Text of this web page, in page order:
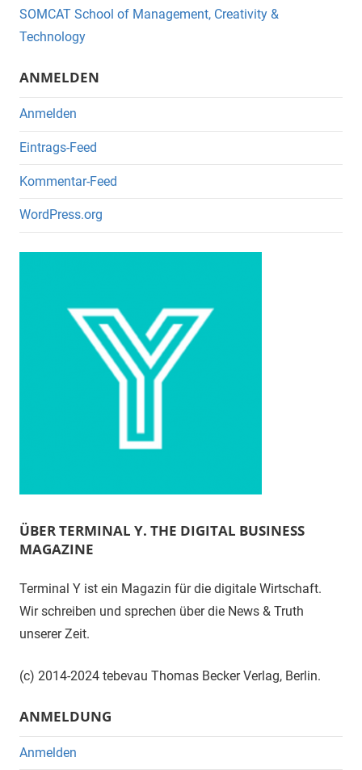
o
o
k
SOMCAT School of Management, Creativity &
Technology
ANMELDEN
Anmelden
Eintrags-Feed
Kommentar-Feed
WordPress.org
ÜBER TERMINAL Y. THE DIGITAL BUSINESS
MAGAZINE
Terminal Y ist ein Magazin für die digitale Wirtschaft.
Wir schreiben und sprechen über die News & Truth
unserer Zeit.
(c) 2014-2024 tebevau Thomas Becker Verlag, Berlin.
ANMELDUNG
Anmelden